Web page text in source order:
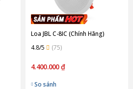
Loa JBL C-8IC (Chính Hãng)
4.8/5
(75)
4.400.000 ₫
So sánh